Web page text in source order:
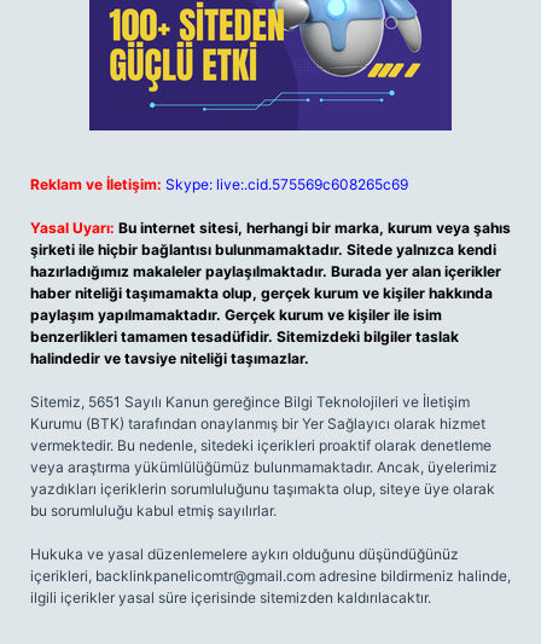
Reklam ve İletişim: Skype: live:.cid.575569c608265c69
Yasal Uyarı: Bu internet sitesi, herhangi bir marka, kurum veya şahıs
şirketi ile hiçbir bağlantısı bulunmamaktadır. Sitede yalnızca kendi
hazırladığımız makaleler paylaşılmaktadır. Burada yer alan içerikler
haber niteliği taşımamakta olup, gerçek kurum ve kişiler hakkında
paylaşım yapılmamaktadır. Gerçek kurum ve kişiler ile isim
benzerlikleri tamamen tesadüfidir. Sitemizdeki bilgiler taslak
halindedir ve tavsiye niteliği taşımazlar.
Sitemiz, 5651 Sayılı Kanun gereğince Bilgi Teknolojileri ve İletişim
Kurumu (BTK) tarafından onaylanmış bir Yer Sağlayıcı olarak hizmet
vermektedir. Bu nedenle, sitedeki içerikleri proaktif olarak denetleme
veya araştırma yükümlülüğümüz bulunmamaktadır. Ancak, üyelerimiz
yazdıkları içeriklerin sorumluluğunu taşımakta olup, siteye üye olarak
bu sorumluluğu kabul etmiş sayılırlar.
Hukuka ve yasal düzenlemelere aykırı olduğunu düşündüğünüz
içerikleri, backlinkpanelicomtr@gmail.com adresine bildirmeniz halinde,
ilgili içerikler yasal süre içerisinde sitemizden kaldırılacaktır.